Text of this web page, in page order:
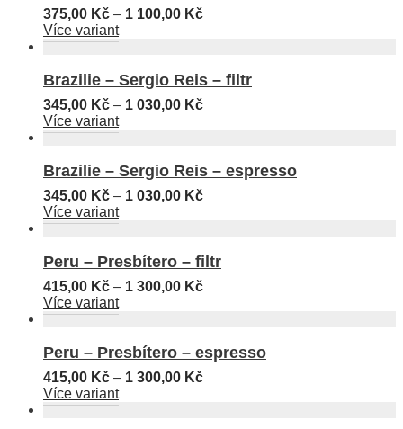
375,00 Kč – 1 100,00 Kč
Více variant
Brazilie – Sergio Reis – filtr
345,00 Kč – 1 030,00 Kč
Více variant
Brazilie – Sergio Reis – espresso
345,00 Kč – 1 030,00 Kč
Více variant
Peru – Presbítero – filtr
415,00 Kč – 1 300,00 Kč
Více variant
Peru – Presbítero – espresso
415,00 Kč – 1 300,00 Kč
Více variant